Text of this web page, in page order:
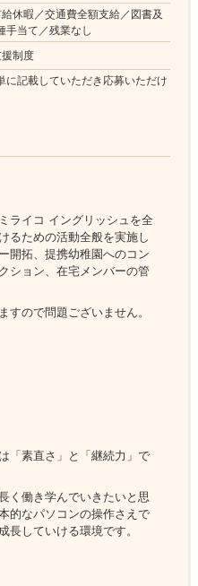
休暇／交通費全額支給／図書及
手当て／残業なし
制度
に記載していただき応募いただけ
ライコ イングリッシュを全
るための活動全般を実施し
開拓、提携幼稚園へのコン
ション、在宅メンバーの管
ので問題ございません。
「素直さ」と「継続力」で
く働き学んでいきたいと思
的なパソコンの操作さえで
長していける環境です。